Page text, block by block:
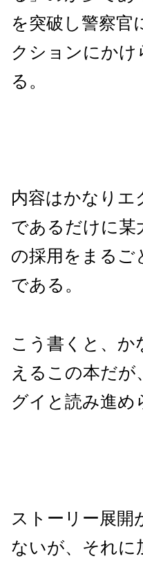
を突破し警察官
クションにかけ
る。
内容はかなりエ
であるだけに某
の採用をまるご
である。
こう書くと、
えるこの本だ
グイと読み進め
ストーリー展
ないが、それに